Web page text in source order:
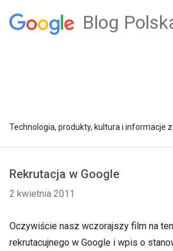
Blog
Technologia, produkty, kultura i informacje z
Rekrutacja w Google
2 kwietnia 2011
Oczywiście nasz wczorajszy film na
rekrutacujnego w Google i wpis o